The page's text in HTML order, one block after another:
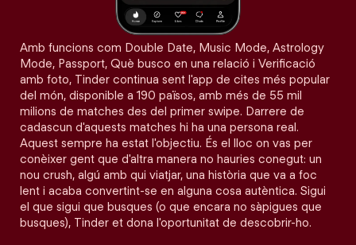
Amb funcions com Double Date, Music Mode, Astrology
Mode, Passport, Què busco en una relació i Verificació
amb foto, Tinder continua sent l'app de cites més popular
del món, disponible a 190 països, amb més de 55 mil
milions de matches des del primer swipe. Darrere de
cadascun d'aquests matches hi ha una persona real.
Aquest sempre ha estat l'objectiu. És el lloc on vas per
conèixer gent que d'altra manera no hauries conegut: un
nou crush, algú amb qui viatjar, una història que va a foc
lent i acaba convertint-se en alguna cosa autèntica. Sigui
el que sigui que busques (o que encara no sàpigues que
busques), Tinder et dona l'oportunitat de descobrir-ho.